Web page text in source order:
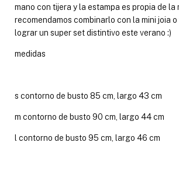
mano con tijera y la estampa es propia de la
recomendamos combinarlo con la mini joia
lograr un super set distintivo este verano :)
medidas
s contorno de busto 85 cm, largo 43 cm
m contorno de busto 90 cm, largo 44 cm
l contorno de busto 95 cm, largo 46 cm